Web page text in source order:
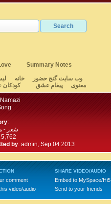
Summary Notes
وب سایت گنج حضور
خانه
معنوی
پیغام عشق
:
شعر -
5,762
by: admin, Sep 04 2013
comment
video/audio
SHARE VIDEO/AUDIO
Embed to MySpace/Hi5
Send to your friends